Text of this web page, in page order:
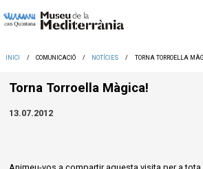
INICI COMUNICACIÓ NOTÍCIES TORNA TORROELLA
Torna Torroella Màgica!
13.07.2012